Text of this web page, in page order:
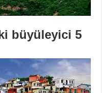
büyüleyici 5